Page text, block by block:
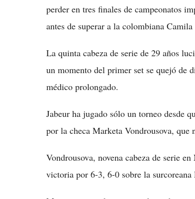
perder en tres finales de campeonatos
antes de superar a la colombiana
La quinta cabeza de serie de 29 años
un momento del primer set se quejó de
médico prolongado.
Jabeur ha jugado sólo un torneo desde
por la checa Marketa Vondrousova, que
Vondrousova, novena cabeza de serie
victoria por 6-3, 6-0 sobre la surcoreana